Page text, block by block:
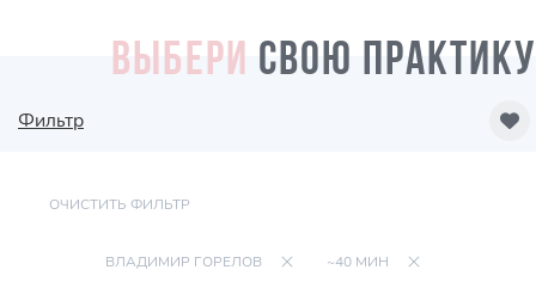
ВЫБЕРИ СВОЮ ПРАКТИКУ
Фильтр
ОЧИСТИТЬ ФИЛЬТР
ВЛАДИМИР ГОРЕЛОВ ~40 МИН